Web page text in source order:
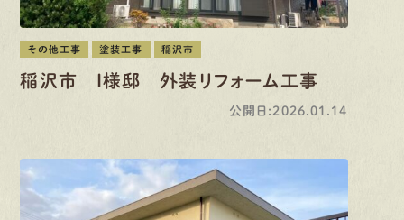
その他工事 塗装工事 稲沢市
稲沢市 I様邸 外装リフォーム工事
公開日:2026.01.14